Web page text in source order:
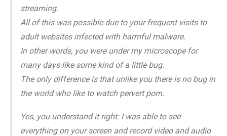
streaming.
All of this was possible due to your frequent visits to
adult websites infected with harmful malware.
In other words, you were under my microscope for
many days like some kind of a little bug.
The only difference is that unlike you there is no bug in
the world who like to watch pervert porn.
Yes, you understand it right: I was able to see
everything on your screen and record video and audio